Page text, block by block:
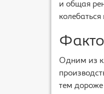
и общая
Одним из
тем дороже